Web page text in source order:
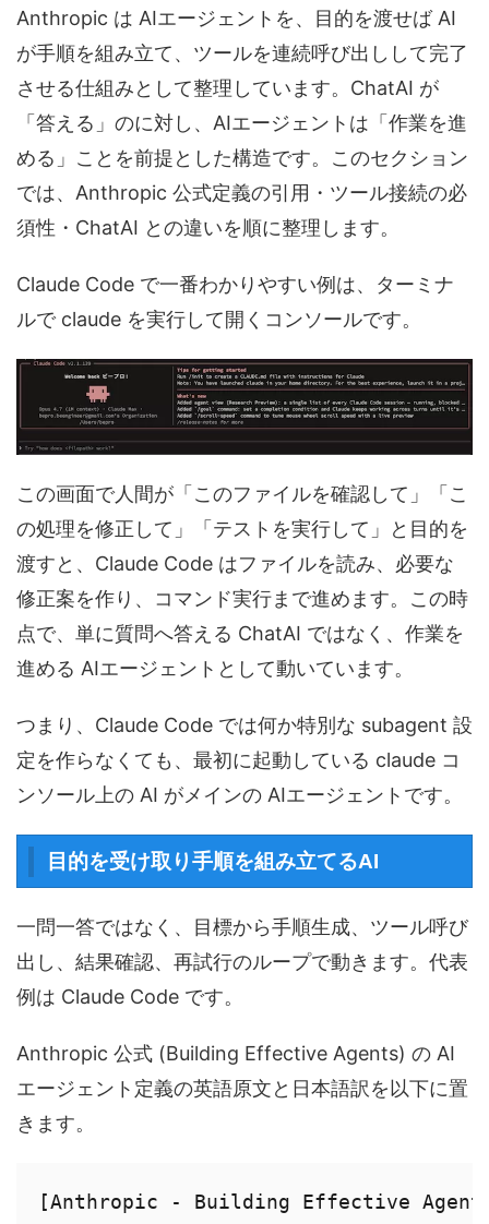
Anthropic は AIエージェントを、目的を渡せば AI
が手順を組み立て、ツールを連続呼び出しして完了
させる仕組みとして整理しています。ChatAI が
「答える」のに対し、AIエージェントは「作業を進
める」ことを前提とした構造です。このセクション
では、Anthropic 公式定義の引用・ツール接続の必
須性・ChatAI との違いを順に整理します。
Claude Code で一番わかりやすい例は、ターミナ
ルで claude を実行して開くコンソールです。
この画面で人間が「このファイルを確認して」「こ
の処理を修正して」「テストを実行して」と目的を
渡すと、Claude Code はファイルを読み、必要な
修正案を作り、コマンド実行まで進めます。この時
点で、単に質問へ答える ChatAI ではなく、作業を
進める AIエージェントとして動いています。
つまり、Claude Code では何か特別な subagent 設
定を作らなくても、最初に起動している claude コ
ンソール上の AI がメインの AIエージェントです。
目的を受け取り手順を組み立てるAI
一問一答ではなく、目標から手順生成、ツール呼び
出し、結果確認、再試行のループで動きます。代表
例は Claude Code です。
Anthropic 公式 (Building Effective Agents) の AI
エージェント定義の英語原文と日本語訳を以下に置
きます。
[Anthropic - Building Effective